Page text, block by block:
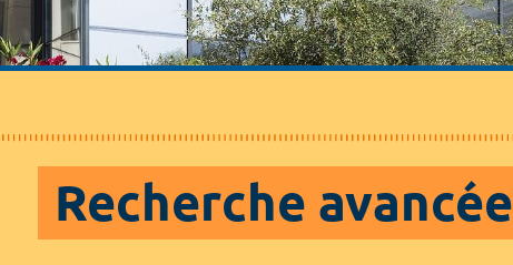
Recherche avancée